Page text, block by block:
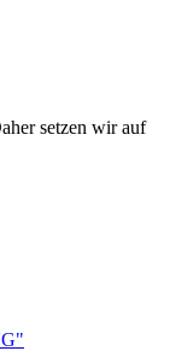
setzen wir auf